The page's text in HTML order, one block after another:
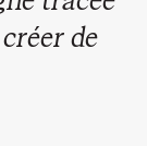
de